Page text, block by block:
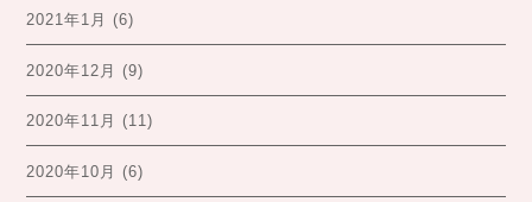
2021年1月 (6)
2020年12月 (9)
2020年11月 (11)
2020年10月 (6)